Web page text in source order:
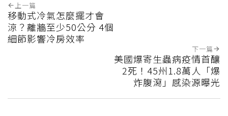
上一篇
移動式冷氣怎麼擺才會
涼？離牆至少50公分 4個
細節影響冷房效率
下一篇
美國爆寄生蟲病疫情首釀
2死！45州1.8萬人「爆
炸腹瀉」感染源曝光